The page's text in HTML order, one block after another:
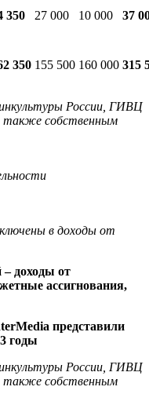
350 27 000 10 000 37
350 155 500 160 000 315
России, ГИВЦ
также собственным
в доходы от
доходы от
ассигнования,
России, ГИВЦ
также собственным